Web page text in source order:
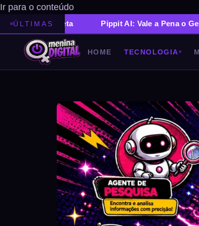
Ir para o conteúdo
ÚLTIMASPippit AI: Vale a Pena o Gerador de
HOME TECNOLOGIA▾